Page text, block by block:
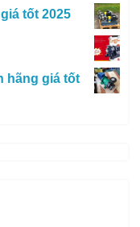
tốt 2025
hãng giá tốt